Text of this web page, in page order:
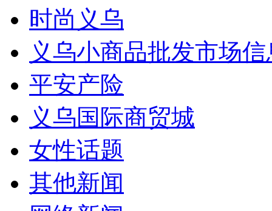
时尚义乌
义乌小商品批发市场
平安产险
义乌国际商贸城
女性话题
其他新闻